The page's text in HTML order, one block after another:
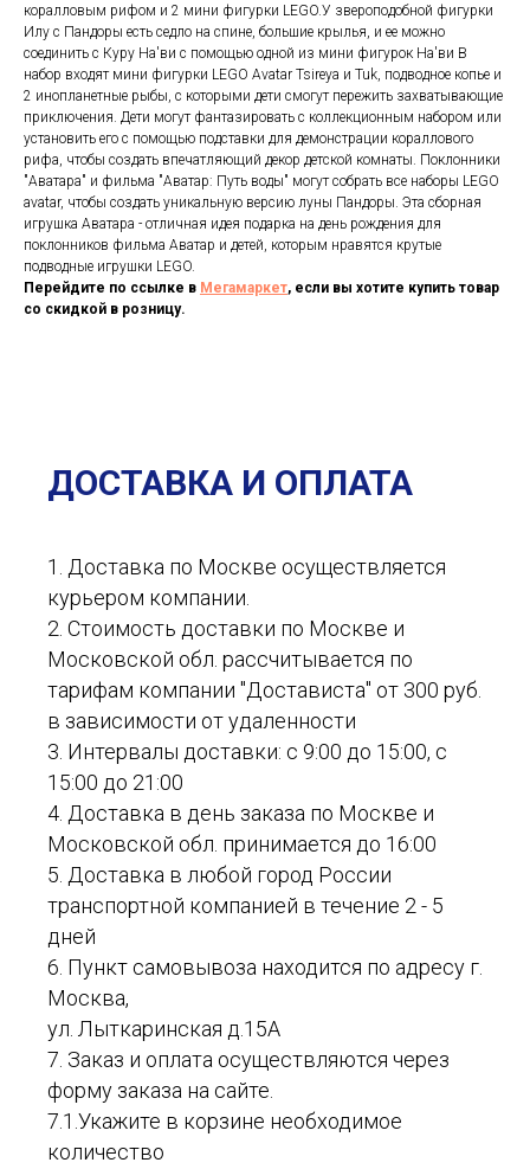
коралловым рифом и 2 мини фигурки LEGO.У звероподобной фигурки
Илу с Пандоры есть седло на спине, большие крылья, и ее можно
соединить с Куру На'ви с помощью одной из мини фигурок На'ви В
набор входят мини фигурки LEGO Avatar Tsireya и Tuk, подводное копье и
2 инопланетные рыбы, с которыми дети смогут пережить захватывающие
приключения. Дети могут фантазировать с коллекционным набором или
установить его с помощью подставки для демонстрации кораллового
рифа, чтобы создать впечатляющий декор детской комнаты. Поклонники
"Аватара" и фильма "Аватар: Путь воды" могут собрать все наборы LEGO
avatar, чтобы создать уникальную версию луны Пандоры. Эта сборная
игрушка Аватара - отличная идея подарка на день рождения для
поклонников фильма Аватар и детей, которым нравятся крутые
подводные игрушки LEGO.
Перейдите по ссылке в Мегамаркет, если вы хотите купить товар
со скидкой в розницу.
ДОСТАВКА И ОПЛАТА
1. Доставка по Москве осуществляется
курьером компании.
2. Стоимость доставки по Москве и
Московской обл. рассчитывается по
тарифам компании "Достависта" от 300 руб.
в зависимости от удаленности
3. Интервалы доставки: с 9:00 до 15:00, с
15:00 до 21:00
4. Доставка в день заказа по Москве и
Московской обл. принимается до 16:00
5. Доставка в любой город России
транспортной компанией в течение 2 - 5
дней
6. Пункт самовывоза находится по адресу г.
Москва,
ул. Лыткаринская д.15А
7. Заказ и оплата осуществляются через
форму заказа на сайте.
7.1.Укажите в корзине необходимое
количество